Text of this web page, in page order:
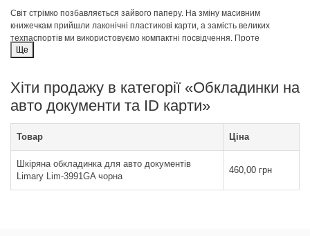
Світ стрімко позбавляється зайвого паперу. На зміну масивним
книжечкам прийшли лаконічні пластикові карти, а замість великих
техпаспортів ми використовуємо компактні посвідчення. Проте
мініатюризація не скасовує потреби в захисті. Навпаки, сучасні ID-картки
Обкладинка нового покоління — це поєднання надійної броні та
Чому пластику потрібен додатковий захист
Побутує думка, що пластикова карта «вічна». Проте досвідчені водії
зберігання в кишені разом із ключами призводить до:
Ще
Хіти продажу в категорії «Обкладинки на
авто документи та ID карти»
Товар Ціна
Шкіряна обкладинка для авто документів
Limary Lim-3991GA чорна
460,00 грн